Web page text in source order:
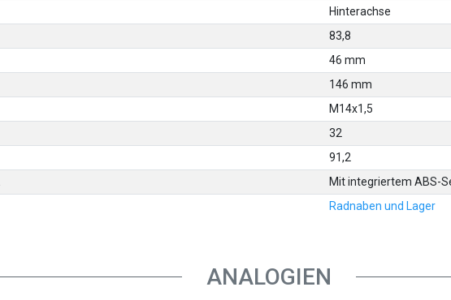
Hinterachse
83,8
46 mm
146 mm
M14x1,5
32
91,2
Mit integriertem ABS-
Radnaben und Lager
ANALOGIEN